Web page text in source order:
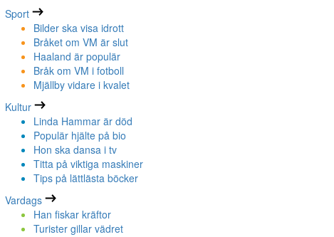
Sport
Bilder ska visa idrott
Bråket om VM är slut
Haaland är populär
Bråk om VM i fotboll
Mjällby vidare i kvalet
Kultur
Linda Hammar är död
Populär hjälte på bio
Hon ska dansa i tv
Titta på viktiga maskiner
Tips på lättlästa böcker
Vardags
Han fiskar kräftor
Turister gillar vädret